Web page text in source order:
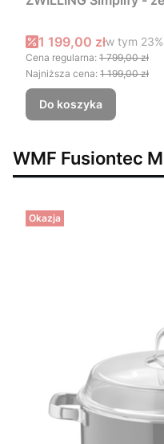
Cena promocyjna
1 199,00 złw tym %s
w tym 23%
Cena regularna: 1 799,00 zł
Najniższa cena: 1 199,00 zł
Do koszyka
WMF Fusiontec
Okazja